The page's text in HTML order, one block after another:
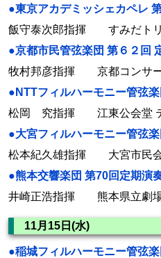
●東京アカデミッシェカペレ
飯守泰次郎指揮 すみだトリ
●京都市民管弦楽団 第６２回
牧村邦彦指揮 京都コンサー
●NTTフィルハーモニー管弦
松岡 究指揮 江東公会堂
●大宮フィルハーモニー管弦
松本紀久雄指揮 大宮市民
●熊本交響楽団 第70回定期演
井崎正浩指揮 熊本県立劇場
11月15日(水)
●稲城フィルハーモニー管弦